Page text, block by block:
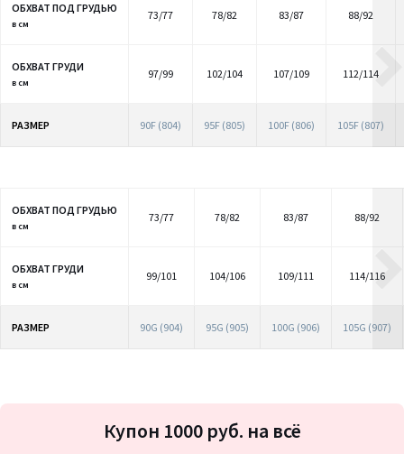
ОБХВАТ ПОД ГРУДЬЮ
в см
73/77 78/82 83/87 88/92
ОБХВАТ ГРУДИ
в см
97/99 102/104 107/109 112/114
РАЗМЕР 90F (804) 95F (805) 100F (806) 105F (807)
ОБХВАТ ПОД ГРУДЬЮ
в см
73/77 78/82 83/87 88/92
ОБХВАТ ГРУДИ
в см
99/101 104/106 109/111 114/116
РАЗМЕР 90G (904) 95G (905) 100G (906) 105G (907)
Подписка
на
Купон 1000 руб. на всё